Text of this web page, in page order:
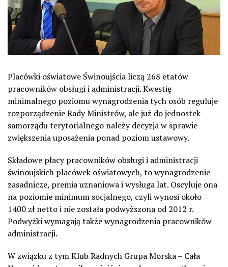
Placówki oświatowe Świnoujścia liczą 268 etatów
pracowników obsługi i administracji. Kwestię
minimalnego poziomu wynagrodzenia tych osób reguluje
rozporządzenie Rady Ministrów, ale już do jednostek
samorządu terytorialnego należy decyzja w sprawie
zwiększenia uposażenia ponad poziom ustawowy.
Składowe płacy pracowników obsługi i administracji
świnoujskich placówek oświatowych, to wynagrodzenie
zasadnicze, premia uznaniowa i wysługa lat. Oscyluje ona
na poziomie minimum socjalnego, czyli wynosi około
1400 zł netto i nie została podwyższona od 2012 r.
Podwyżki wymagają także wynagrodzenia pracowników
administracji.
W związku z tym Klub Radnych Grupa Morska – Cała